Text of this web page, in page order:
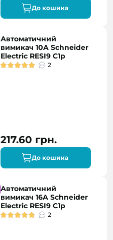
До кошика
Автоматичний
вимикач 10A Schneider
Electric RESI9 C1р
2
217.60 грн.
До кошика
Автоматичний
вимикач 16A Schneider
Electric RESI9 C1р
2